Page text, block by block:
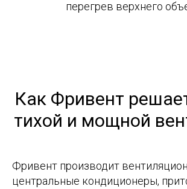
перегрев верхнего
Как Фривент
тихой и мощной
Фривент производит
центральные кондиционеры,